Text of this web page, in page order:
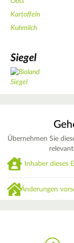
Kartoffeln
Kuhmilch
Siegel
Übernehmen Sie
Inhaber dieses
Änderungen